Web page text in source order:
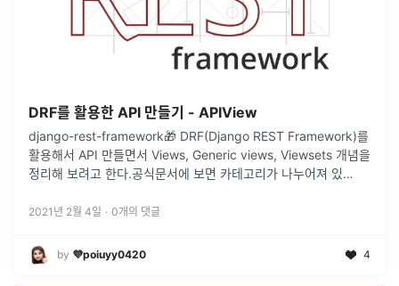
DRF를 활용한 API 만들기 - APIView
django-rest-framework🎁 DRF(Django REST Framework)를
활용해서 API 만들면서 Views, Generic views, Viewsets 개념을
정리해 보려고 한다.공식문서에 보면 카테고리가 나누어져 있
2021년 2월 4일 · 0개의 댓글
by 💜poiuyy0420 4